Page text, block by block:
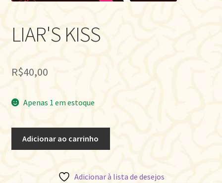
LIAR'S KISS
R$40,00
Apenas 1 em estoque
Adicionar ao carrinho
Adicionar à lista de desejos